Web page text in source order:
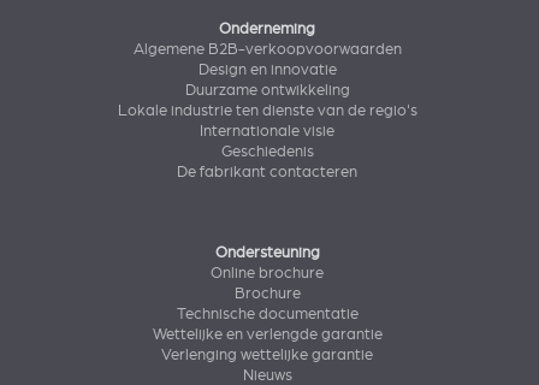
Onderneming
Algemene B2B-verkoopvoorwaarden
Design en innovatie
Duurzame ontwikkeling
Lokale industrie ten dienste van de regio's
Internationale visie
Geschiedenis
De fabrikant contacteren
Ondersteuning
Online brochure
Brochure
Technische documentatie
Wettelijke en verlengde garantie
Verlenging wettelijke garantie
Nieuws